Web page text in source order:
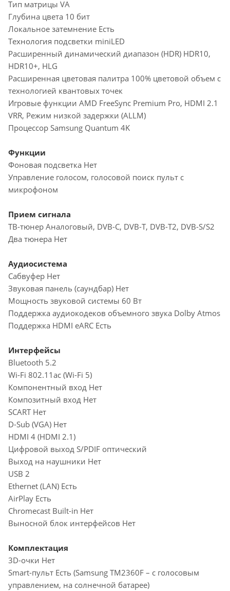
Тип матрицы VA
Глубина цвета 10 бит
Локальное затемнение Есть
Технология подсветки miniLED
Расширенный динамический диапазон (HDR) HDR10,
HDR10+, HLG
Расширенная цветовая палитра 100% цветовой объем c
технологией квантовых точек
Игровые функции AMD FreeSync Premium Pro, HDMI 2.1
VRR, Режим низкой задержки (ALLM)
Процессор Samsung Quantum 4K
Функции
Фоновая подсветка Нет
Управление голосом, голосовой поиск пульт с
микрофоном
Прием сигнала
ТВ-тюнер Аналоговый, DVB-C, DVB-T, DVB-T2, DVB-S/S2
Два тюнера Нет
Аудиосистема
Сабвуфер Нет
Звуковая панель (саундбар) Нет
Мощность звуковой системы 60 Вт
Поддержка аудиокодеков объемного звука Dolby Atmos
Поддержка HDMI eARC Есть
Интерфейсы
Bluetooth 5.2
Wi-Fi 802.11ac (Wi-Fi 5)
Компонентный вход Нет
Композитный вход Нет
SCART Нет
D-Sub (VGA) Нет
HDMI 4 (HDMI 2.1)
Цифровой выход S/PDIF оптический
Выход на наушники Нет
USB 2
Ethernet (LAN) Есть
AirPlay Есть
Chromecast Built-in Нет
Выносной блок интерфейсов Нет
Комплектация
3D-очки Нет
Smart-пульт Есть (Samsung TM2360F – с голосовым
управлением, на солнечной батарее)